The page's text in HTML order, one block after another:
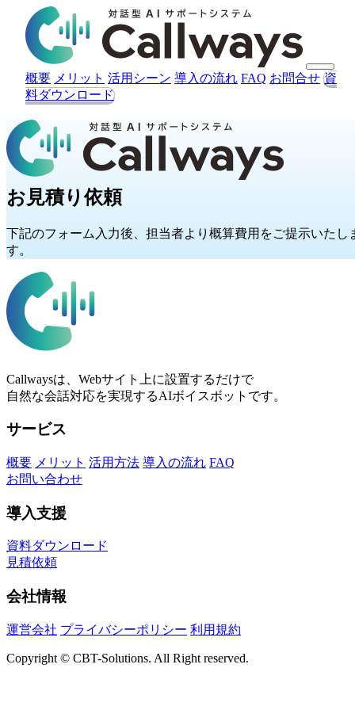
概要 メリット 活用シーン 導入の流れ FAQ お問合せ 資
料ダウンロード
お見積り依頼
下記のフォーム入力後、担当者より概算費用をご提示いたし
す。
Callwaysは、Webサイト上に設置するだけで
自然な会話対応を実現するAIボイスボットです。
サービス
概要 メリット 活用方法 導入の流れ FAQ
お問い合わせ
導入支援
資料ダウンロード
見積依頼
会社情報
運営会社 プライバシーポリシー 利用規約
Copyright © CBT-Solutions. All Right reserved.